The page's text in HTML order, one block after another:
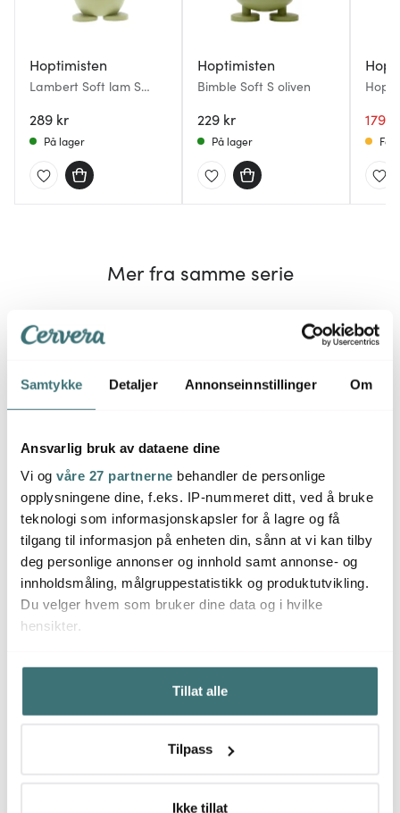
Samtykke Detaljer Annonseinnstillinger Om
Ansvarlig bruk av dataene dine
Vi og våre 27 partnerne behandler de personlige
opplysningene dine, f.eks. IP-nummeret ditt, ved å bruke
teknologi som informasjonskapsler for å lagre og få
tilgang til informasjon på enheten din, sånn at vi kan tilby
deg personlige annonser og innhold samt annonse- og
innholdsmåling, målgruppestatistikk og produktutvikling.
Du velger hvem som bruker dine data og i hvilke
hensikter.
Hvis du gir oss lov, vil vi også gjerne:
Innhente informasjon om den geografiske
beliggenheten din, som kan være nøyaktig innenfor
Identifisere enheten din ved å aktivt skanne den for
kan du lese om hvordan dine personlige
Tillat alle
Tilpass
Ikke tillat
Hoptimisten
Lambert Soft lam S
289 kr
På lager
Hoptimisten
Bimble Soft S oliven
229 kr
På lager
179
Få
Mer fra samme serie
Hoptimisten
Hoptimist Soft Lion S
Orange
179 kr 289 kr
Få på lager
Hoptimisten
Hoptimist Soft Leopard
S Yellow
179 kr 289 kr
38%
Få på lager
Grey
Du kanskje også liker